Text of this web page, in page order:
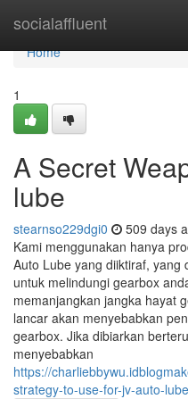
socialaffluent
Home
Home
1
A Secret
lube
stearnso229dgi0 509 days
Kami menggunakan hanya
Auto Lube yang diiktiraf, yang
untuk melindungi gearbox
memanjangkan jangka hayat
lancar akan menyebabkan
gearbox. Jika dibiarkan
menyebabkan
https://
strategy-to-use-for-jv-auto-lube